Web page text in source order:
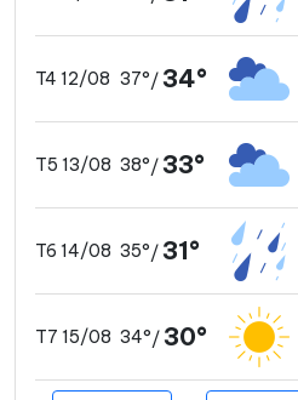
T4 12/08 37°/ 34°
T5 13/08 38°/ 33°
T6 14/08 35°/ 31°
T7 15/08 34°/ 30°